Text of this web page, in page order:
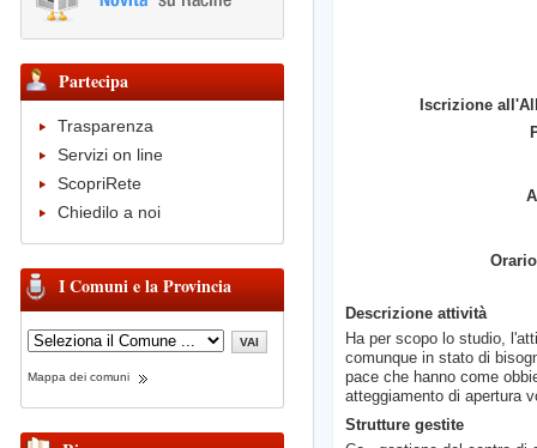
Partecipa
Trasparenza
Servizi on line
ScopriRete
Chiedilo a noi
I Comuni e la Provincia
Mappa dei comuni
Iscrizione
Descrizione attività
Ha per scopo lo studio,
comunque in stato di
pace che hanno come
atteggiamento di apertura
Strutture gestite